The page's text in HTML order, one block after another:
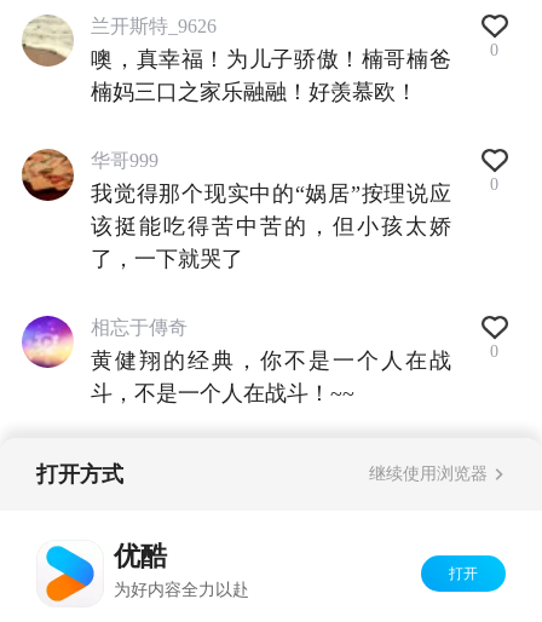
兰开斯特_9626
噢，真幸福！为儿子骄傲！楠哥楠爸
楠妈三口之家乐融融！好羡慕欧！
0
华哥999
我觉得那个现实中的“娲居”按理说应
该挺能吃得苦中苦的，但小孩太娇
了，一下就哭了
0
相忘于傳奇
黄健翔的经典，你不是一个人在战
斗，不是一个人在战斗！~~
0
京ICP备06050721号-1
打开方式 继续使用浏览器
优酷
为好内容全力以赴
打开